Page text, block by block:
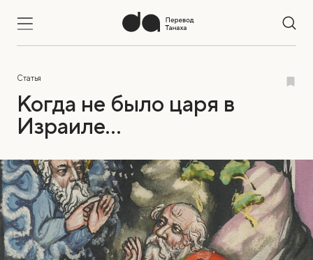
Статья
Когда не было царя в
Израиле…